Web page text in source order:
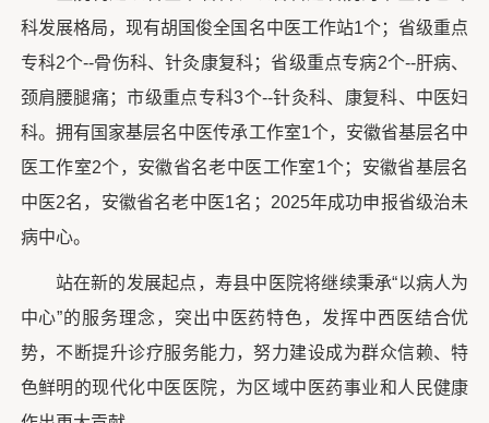
科发展格局，现有胡国俊全国名中医工作站1个；省级重点
专科2个--骨伤科、针灸康复科；省级重点专病2个--肝病、
颈肩腰腿痛；市级重点专科3个--针灸科、康复科、中医妇
科。拥有国家基层名中医传承工作室1个，安徽省基层名中
医工作室2个，安徽省名老中医工作室1个；安徽省基层名
中医2名，安徽省名老中医1名；2025年成功申报省级治未
病中心。
站在新的发展起点，寿县中医院将继续秉承“以病人为
中心”的服务理念，突出中医药特色，发挥中西医结合优
势，不断提升诊疗服务能力，努力建设成为群众信赖、特
色鲜明的现代化中医医院，为区域中医药事业和人民健康